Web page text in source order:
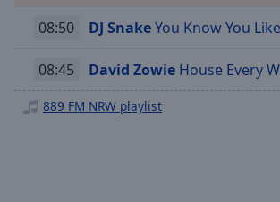
opens
settings
subtitles
08:50 DJ SnakeYou Know You
08:45 David Zowie House Every
889 FM NRW playlist